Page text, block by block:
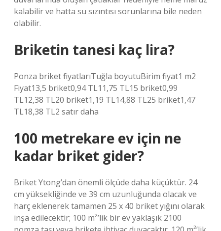
kalabilir ve hatta su sızıntısı sorunlarına bile neden
olabilir.
Briketin tanesi kaç lira?
Ponza briket fiyatlarıTuğla boyutuBirim fiyat1 m2
Fiyat13,5 briket0,94 TL11,75 TL15 briket0,99
TL12,38 TL20 briket1,19 TL14,88 TL25 briket1,47
TL18,38 TL2 satır daha
100 metrekare ev için ne
kadar briket gider?
Briket Ytong’dan önemli ölçüde daha küçüktür. 24
cm yüksekliğinde ve 39 cm uzunluğunda olacak ve
harç eklenerek tamamen 25 x 40 briket yığını olarak
inşa edilecektir; 100 m²’lik bir ev yaklaşık 2100